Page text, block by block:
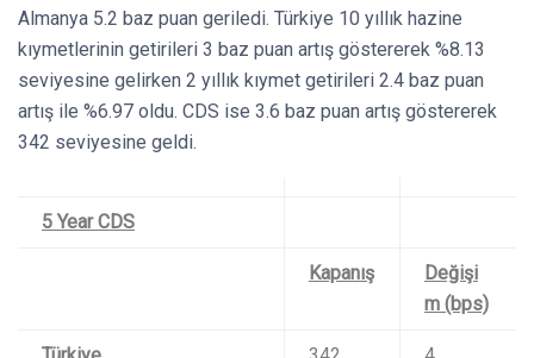
Almanya 5.2 baz puan geriledi. Türkiye 10 yıllık hazine
kıymetlerinin getirileri 3 baz puan artış göstererek %8.13
seviyesine gelirken 2 yıllık kıymet getirileri 2.4 baz puan
artış ile %6.97 oldu. CDS ise 3.6 baz puan artış göstererek
342 seviyesine geldi.
5 Year CDS
Kapanış
Değişi
m (bps)